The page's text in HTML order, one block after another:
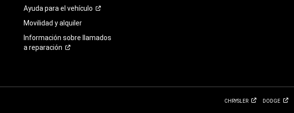
Ayuda para el vehículo
Movilidad y alquiler
Información sobre llamados
a reparación
CHRYSLER DODGE